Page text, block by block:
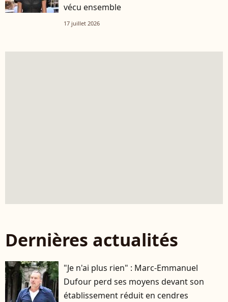
vécu ensemble
17 juillet 2026
Dernières actualités
"Je n'ai plus rien" : Marc-Emmanuel
Dufour perd ses moyens devant son
établissement réduit en cendres